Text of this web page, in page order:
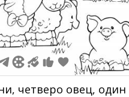
четверо овец, один